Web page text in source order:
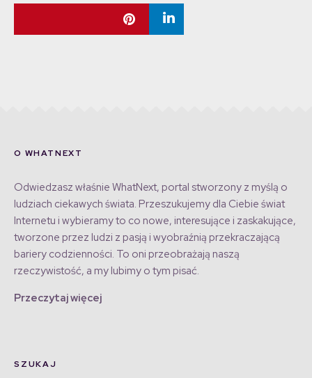
O WHATNEXT
Odwiedzasz właśnie WhatNext, portal stworzony z myślą o
ludziach ciekawych świata. Przeszukujemy dla Ciebie świat
Internetu i wybieramy to co nowe, interesujące i zaskakujące,
tworzone przez ludzi z pasją i wyobraźnią przekraczającą
bariery codzienności. To oni przeobrażają naszą
rzeczywistość, a my lubimy o tym pisać.
Przeczytaj więcej
SZUKAJ